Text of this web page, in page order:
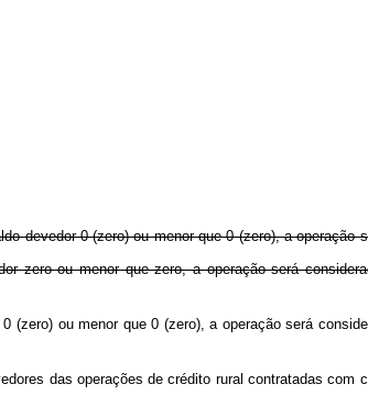
devedor 0 (zero) ou menor que 0 (zero), a
zero ou menor que zero, a operação será
ou menor que 0 (zero), a operação será
das operações de crédito rural contratadas